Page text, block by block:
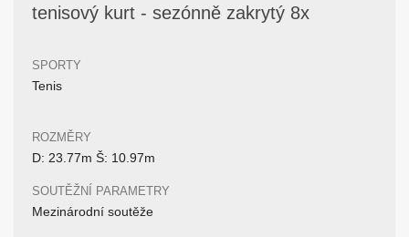
tenisový kurt - sezónně zakrytý 8x
SPORTY
Tenis
ROZMĚRY
D: 23.77m Š: 10.97m
SOUTĚŽNÍ PARAMETRY
Mezinárodní soutěže